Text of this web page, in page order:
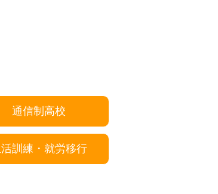
通信制高校
訓練・就労移行